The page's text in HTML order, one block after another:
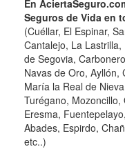
En
Seguros de Vida en
(Cuéllar, El Espinar,
Cantalejo, La
de Segovia,
Navas de Oro, Ayllón,
María la Real de
Turégano,
Eresma,
Abades, Espirdo,
etc..)